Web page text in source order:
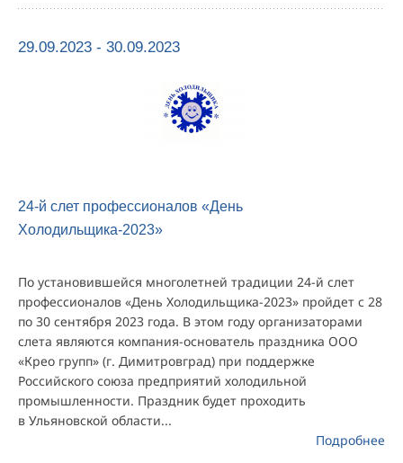
29.09.2023 - 30.09.2023
24-й слет профессионалов «День
Холодильщика-2023»
По установившейся многолетней традиции 24-й слет
профессионалов «День Холодильщика-2023» пройдет с 28
по 30 сентября 2023 года. В этом году организаторами
слета являются компания-основатель праздника ООО
«Крео групп» (г. Димитровград) при поддержке
Российского союза предприятий холодильной
промышленности. Праздник будет проходить
в Ульяновской области...
Подробнее